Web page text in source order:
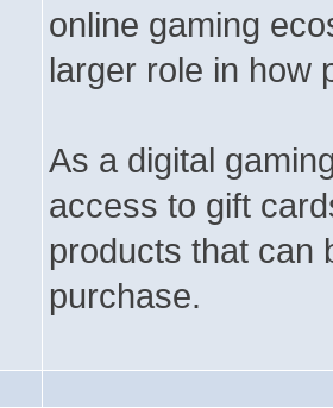
online gaming
larger role in how
As a digital
access to gift
products that can
purchase.